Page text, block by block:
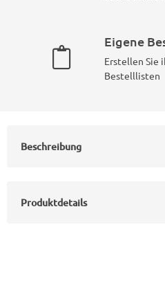
Eigene
Erstellen Sie
Bestelllisten
Beschreibung
Produktdetails